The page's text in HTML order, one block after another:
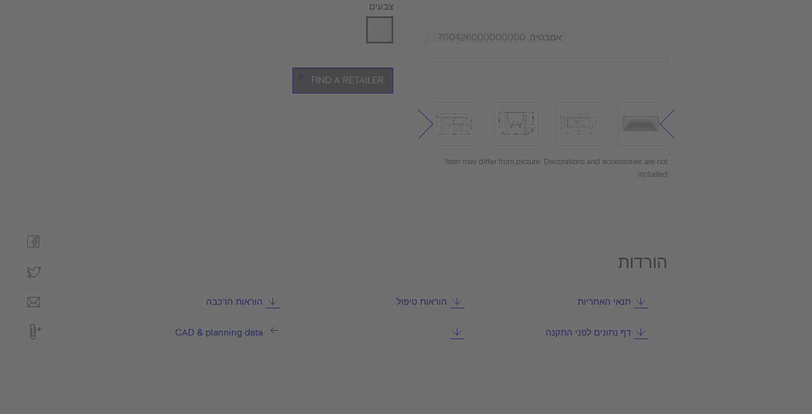
אמבטיה, 700426000000000
Item may differ from picture. Decorations and accessories are not
included.
צבעים
FIND A RETAILER
הורדות
תנאי האחריות הוראות טיפול הוראות הרכבה
דף נתונים לפני התקנה CAD & planning data